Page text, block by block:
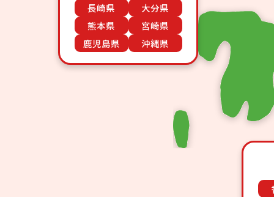
長崎県
大分県
熊本県
宮崎県
鹿児島県
沖縄県